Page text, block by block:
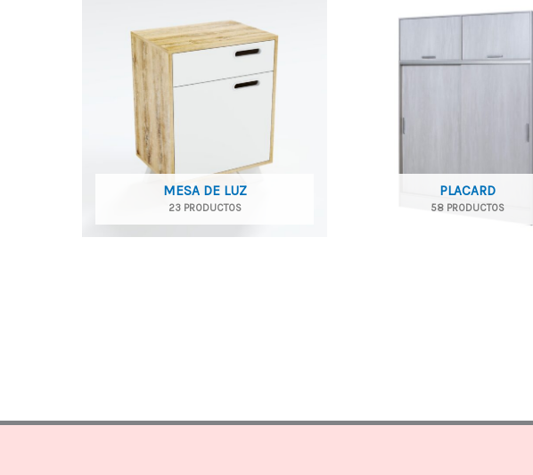
MESA DE LUZ
23 PRODUCTOS
PLACARD
58 PRODUCTOS